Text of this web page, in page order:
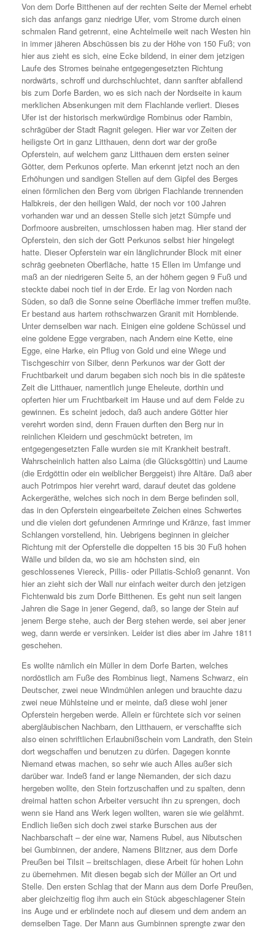
Von dem Dorfe Bitthenen auf der rechten Seite der Memel erhebt
sich das anfangs ganz niedrige Ufer, vom Strome durch einen
schmalen Rand getrennt, eine Achtelmeile weit nach Westen hin
in immer jäheren Abschüssen bis zu der Höhe von 150 Fuß; von
hier aus zieht es sich, eine Ecke bildend, in einer dem jetzigen
Laufe des Stromes beinahe entgegengesetzten Richtung
nordwärts, schroff und durchschluchtet, dann sanfter abfallend
bis zum Dorfe Barden, wo es sich nach der Nordseite in kaum
merklichen Absenkungen mit dem Flachlande verliert. Dieses
Ufer ist der historisch merkwürdige Rombinus oder Rambin,
schrägüber der Stadt Ragnit gelegen. Hier war vor Zeiten der
heiligste Ort in ganz Litthauen, denn dort war der große
Opferstein, auf welchem ganz Litthauen dem ersten seiner
Götter, dem Perkunos opferte. Man erkennt jetzt noch an den
Erhöhungen und sandigen Stellen auf dem Gipfel des Berges
einen förmlichen den Berg vom übrigen Flachlande trennenden
Halbkreis, der den heiligen Wald, der noch vor 100 Jahren
vorhanden war und an dessen Stelle sich jetzt Sümpfe und
Dorfmoore ausbreiten, umschlossen haben mag. Hier stand der
Opferstein, den sich der Gott Perkunos selbst hier hingelegt
hatte. Dieser Opferstein war ein länglichrunder Block mit einer
schräg geebneten Oberfläche, hatte 15 Ellen im Umfange und
maß an der niedrigeren Seite 5, an der höhern gegen 9 Fuß und
steckte dabei noch tief in der Erde. Er lag von Norden nach
Süden, so daß die Sonne seine Oberfläche immer treffen mußte.
Er bestand aus hartem rothschwarzen Granit mit Hornblende.
Unter demselben war nach. Einigen eine goldene Schüssel und
eine goldene Egge vergraben, nach Andern eine Kette, eine
Egge, eine Harke, ein Pflug von Gold und eine Wiege und
Tischgeschirr von Silber, denn Perkunos war der Gott der
Fruchtbarkeit und darum begaben sich noch bis in die späteste
Zeit die Litthauer, namentlich junge Eheleute, dorthin und
opferten hier um Fruchtbarkeit im Hause und auf dem Felde zu
gewinnen. Es scheint jedoch, daß auch andere Götter hier
verehrt worden sind, denn Frauen durften den Berg nur in
reinlichen Kleidern und geschmückt betreten, im
entgegengesetzten Falle wurden sie mit Krankheit bestraft.
Wahrscheinlich hatten also Laima (die Glücksgöttin) und Laume
(die Erdgöttin oder ein weiblicher Berggeist) ihre Altäre. Daß aber
auch Potrimpos hier verehrt ward, darauf deutet das goldene
Ackergeräthe, welches sich noch in dem Berge befinden soll,
das in den Opferstein eingearbeitete Zeichen eines Schwertes
und die vielen dort gefundenen Armringe und Kränze, fast immer
Schlangen vorstellend, hin. Uebrigens beginnen in gleicher
Richtung mit der Opferstelle die doppelten 15 bis 30 Fuß hohen
Wälle und bilden da, wo sie am höchsten sind, ein
geschlossenes Viereck, Pillis- oder Pillatis-Schloß genannt. Von
hier an zieht sich der Wall nur einfach weiter durch den jetzigen
Fichtenwald bis zum Dorfe Bitthenen. Es geht nun seit langen
Jahren die Sage in jener Gegend, daß, so lange der Stein auf
jenem Berge stehe, auch der Berg stehen werde, sei aber jener
weg, dann werde er versinken. Leider ist dies aber im Jahre 1811
geschehen.
Es wollte nämlich ein Müller in dem Dorfe Barten, welches
nordöstlich am Fuße des Rombinus liegt, Namens Schwarz, ein
Deutscher, zwei neue Windmühlen anlegen und brauchte dazu
zwei neue Mühlsteine und er meinte, daß diese wohl jener
Opferstein hergeben werde. Allein er fürchtete sich vor seinen
abergläubischen Nachbarn, den Litthauern, er verschaffte sich
also einen schriftlichen Erlaubnißschein vom Landrath, den Stein
dort wegschaffen und benutzen zu dürfen. Dagegen konnte
Niemand etwas machen, so sehr wie auch Alles außer sich
darüber war. Indeß fand er lange Niemanden, der sich dazu
hergeben wollte, den Stein fortzuschaffen und zu spalten, denn
dreimal hatten schon Arbeiter versucht ihn zu sprengen, doch
wenn sie Hand ans Werk legen wollten, waren sie wie gelähmt.
Endlich ließen sich doch zwei starke Burschen aus der
Nachbarschaft – der eine war, Namens Rubel, aus Nibutschen
bei Gumbinnen, der andere, Namens Blitzner, aus dem Dorfe
Preußen bei Tilsit – breitschlagen, diese Arbeit für hohen Lohn
zu übernehmen. Mit diesen begab sich der Müller an Ort und
Stelle. Den ersten Schlag that der Mann aus dem Dorfe Preußen,
aber gleichzeitig flog ihm auch ein Stück abgeschlagener Stein
ins Auge und er erblindete noch auf diesem und dem andern an
demselben Tage. Der Mann aus Gumbinnen sprengte zwar den